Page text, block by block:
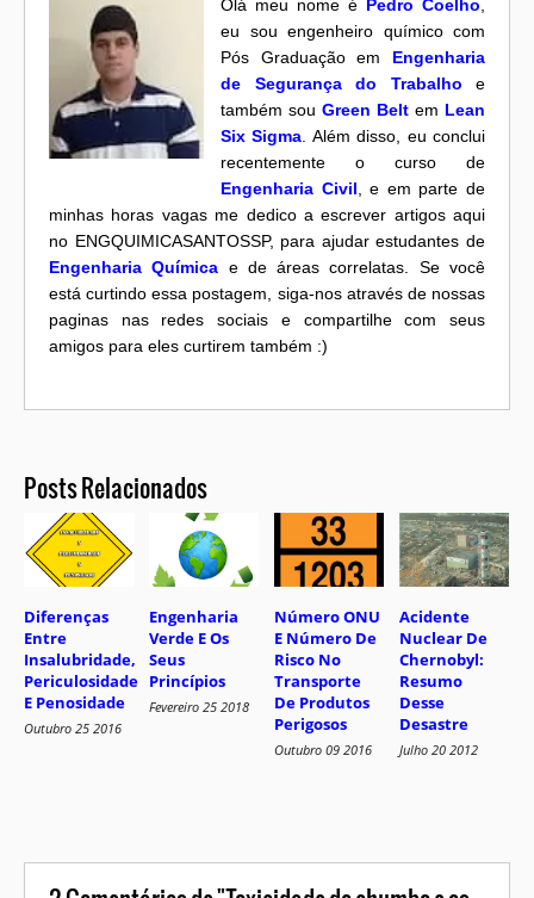
Olá meu nome é Pedro Coelho,
eu sou engenheiro químico com
Pós Graduação em Engenharia
de Segurança do Trabalho e
também sou Green Belt em Lean
Six Sigma. Além disso, eu conclui
recentemente o curso de
Engenharia Civil, e em parte de
minhas horas vagas me dedico a escrever artigos aqui
no ENGQUIMICASANTOSSP, para ajudar estudantes de
Engenharia Química e de áreas correlatas. Se você
está curtindo essa postagem, siga-nos através de nossas
paginas nas redes sociais e compartilhe com seus
amigos para eles curtirem também :)
Posts Relacionados
Diferenças
Entre
Insalubridade,
Periculosidade
E Penosidade
Outubro 25 2016
Engenharia
Verde E Os
Seus
Princípios
Fevereiro 25 2018
Número ONU
E Número De
Risco No
Transporte
De Produtos
Perigosos
Outubro 09 2016
Acidente
Nuclear De
Chernobyl:
Resumo
Desse
Desastre
Julho 20 2012